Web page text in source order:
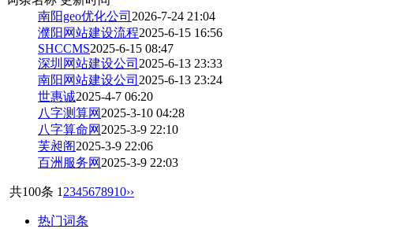
南阳geo优化公司 2026-7-24 21:04
濮阳网站建设流程2025-6-15 16:56
SHCCMS2025-6-15 08:47
深圳网站建设公司 2025-6-13 23:33
南阳网站建设公司 2025-6-13 23:24
世惠诚2025-4-7 06:20
八字测算网 2025-3-10 04:28
八字算命网 2025-3-9 22:10
芙昶阁2025-3-9 22:06
百洲服务网 2025-3-9 22:03
共100条 1 2345678910››
热门词条